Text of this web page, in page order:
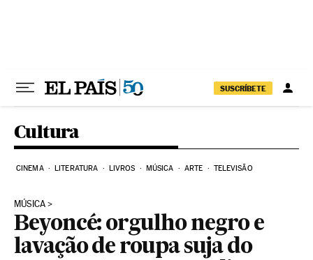
SUSCRÍBETE
Cultura
CINEMA LITERATURA LIVROS MÚSICA ARTE TELEVISÃO
MÚSICA
Beyoncé: orgulho negro e
lavação de roupa suja do